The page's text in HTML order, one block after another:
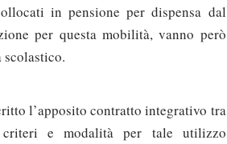
in pensione per dispensa dal
per questa mobilità, vanno però
l’apposito contratto integrativo tra
e modalità per tale utilizzo